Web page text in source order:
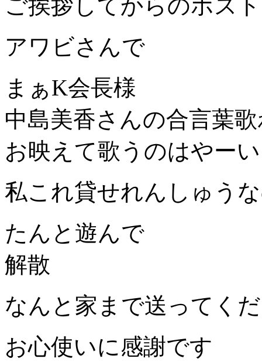
ご挨拶してからのホス
アワビさんで
まぁK会長様
中島美香さんの合言葉
お映えて歌うのはやーい
私これ貸せれんしゅう
たんと遊んで
解散
なんと家まで送ってく
お心使いに感謝です